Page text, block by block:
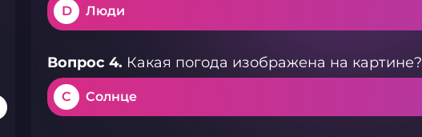
D Люди
Вопрос 4. Какая погода изображена на картине?
C Солнце